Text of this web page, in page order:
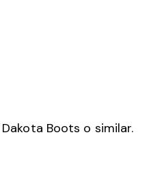
Boots o similar.